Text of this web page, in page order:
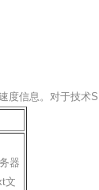
信息。对于技术
器
文